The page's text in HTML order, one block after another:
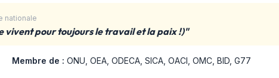
nationale
vivent pour toujours le travail et la paix !)"
Membre de : ONU, OEA, ODECA, SICA, OACI, OMC, BID, G77